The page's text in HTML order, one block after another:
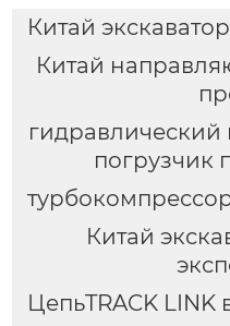
Китай
Китай
гидравлический
погрузчик
Китай
ЦепьTRACK LINK